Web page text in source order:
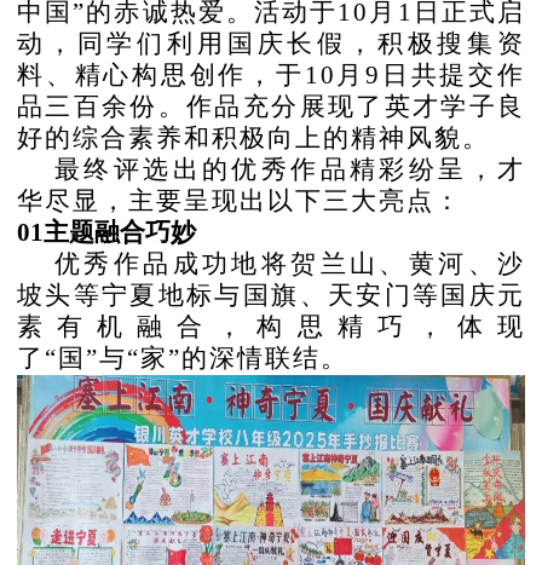
中国”的赤诚热爱。活动于10月1日正式启
动，同学们利用国庆长假，积极搜集资
料、精心构思创作，于10月9日共提交作
品三百余份。作品充分展现了英才学子良
好的综合素养和积极向上的精神风貌。
最终评选出的优秀作品精彩纷呈，才
华尽显，主要呈现出以下三大亮点：
01主题融合巧妙
优秀作品成功地将贺兰山、黄河、沙
坡头等宁夏地标与国旗、天安门等国庆元
素有机融合，构思精巧，体现
了 “国”与“家”的深情联结。